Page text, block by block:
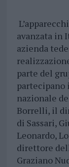
L’
avanzata in
azienda
parte del
partecipano
nazionale
Borrelli, il
di Sassari,
Leonardo,
direttore
Graziano